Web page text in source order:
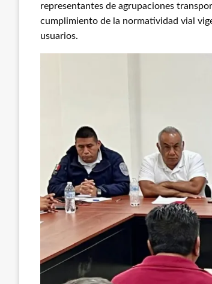
representantes de agrupaciones
cumplimiento de la normatividad vial
usuarios.